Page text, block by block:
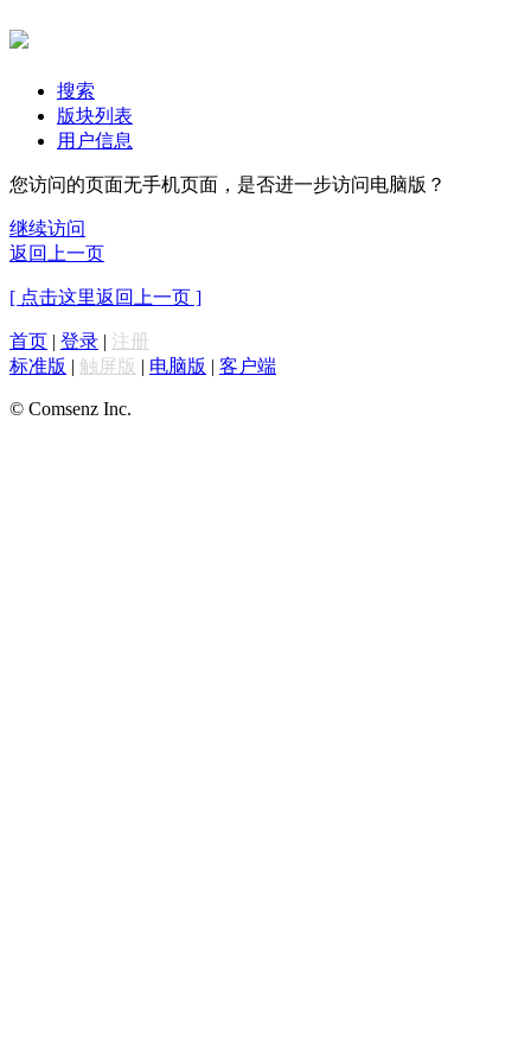
搜索
版块列表
用户信息
您访问的页面无手机页面，是否进一步访问电脑版？
继续访问
返回上一页
[ 点击这里返回上一页 ]
首页 | 登录 | 注册
标准版 | 触屏版 | 电脑版 | 客户端
© Comsenz Inc.